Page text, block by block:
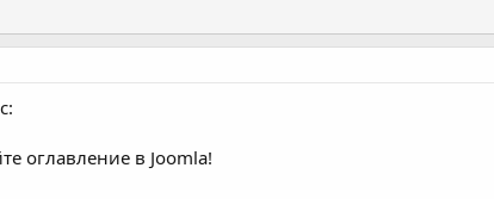
оглавление в Joomla!